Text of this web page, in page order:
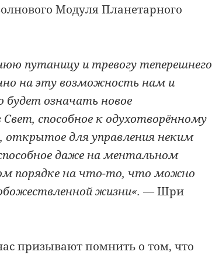
Модуля Планетарного
путаницу и тревогу теперешнего
на эту возможность нам и
будет означать новое
Свет, способное к одухотворённому
открытое для управления неким
даже на ментальном
порядке на что-то, что можно
жизни«.— Шри
призывают помнить о том, что